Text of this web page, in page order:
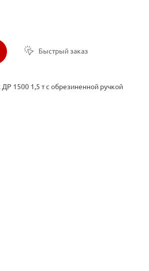
Быстрый заказ
1500 1,5 т с обрезиненной ручкой